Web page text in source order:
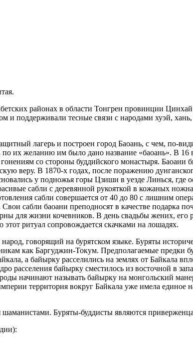
районах в области Тонгрен провинции
и поддерживали тесные связи с народами хуэй,
лагерь и построен город Баоань, с чем, по-
по их желанию им было дано название «баоань». В 16
со стороны буддийского монастыря.
веру. В 1870-х годах, после поражению
у подножья горы Цзиши в уезде Линься,
сабли с деревянной рукояткой в кожаных
сабли совершается от 40 до 80 с лишним
Свои сабли баоани преподносят в качестве подарка
для жизни кочевников. В день свадьбы жених,
ритуал сопровождается скачками на лошадях.
говорящий на бурятском языке. Буряты
как Баргуджин-Токум. Предполагаемые предки
а байырку расселились на землях от Байкала
расселения байырку сместилось из восточной в
начинают называть байырку на монгольский
территория вокруг Байкала уже имела единое
Буряты-буддисты являются